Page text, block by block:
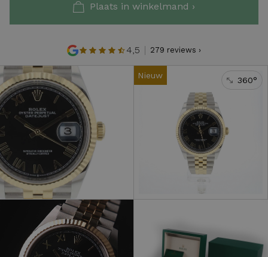
Plaats in winkelmand ›
4,5 279 reviews ›
Nieuw
360°